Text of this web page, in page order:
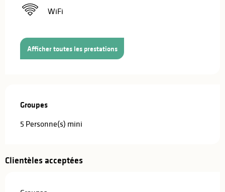
WiFi
Afficher toutes les prestations
Groupes
Groupes
5 Personne(s) mini
Clientèles acceptées